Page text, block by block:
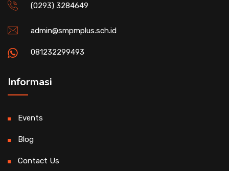
(0293) 3284649
admin@smpmplus.sch.id
081232299493
Informasi
Events
Blog
Contact Us